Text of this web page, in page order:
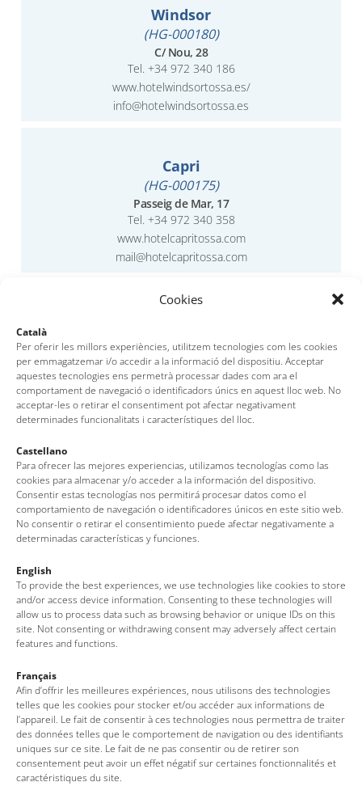
Cookies
Català
Per oferir les millors experiències, utilitzem tecnologies com les cookies
per emmagatzemar i/o accedir a la informació del dispositiu. Acceptar
aquestes tecnologies ens permetrà processar dades com ara el
comportament de navegació o identificadors únics en aquest lloc web. No
acceptar-les o retirar el consentiment pot afectar negativament
determinades funcionalitats i característiques del lloc.
Castellano
Para ofrecer las mejores experiencias, utilizamos tecnologías como las
cookies para almacenar y/o acceder a la información del dispositivo.
Consentir estas tecnologías nos permitirá procesar datos como el
comportamiento de navegación o identificadores únicos en este sitio web.
No consentir o retirar el consentimiento puede afectar negativamente a
determinadas características y funciones.
English
To provide the best experiences, we use technologies like cookies to store
and/or access device information. Consenting to these technologies will
allow us to process data such as browsing behavior or unique IDs on this
site. Not consenting or withdrawing consent may adversely affect certain
features and functions.
Français
Afin d’offrir les meilleures expériences, nous utilisons des technologies
telles que les cookies pour stocker et/ou accéder aux informations de
l’appareil. Le fait de consentir à ces technologies nous permettra de traiter
des données telles que le comportement de navigation ou des identifiants
uniques sur ce site. Le fait de ne pas consentir ou de retirer son
consentement peut avoir un effet négatif sur certaines fonctionnalités et
caractéristiques du site.
Windsor
(HG-000180)
C/ Nou, 28
Tel. +34 972 340 186
www.hotelwindsortossa.es/
info@hotelwindsortossa.es
Capri
(HG-000175)
Passeig de Mar, 17
Tel. +34 972 340 358
www.hotelcapritossa.com
mail@hotelcapritossa.com
Av. Costa Brava, 16
Tel.+34 972 340 282
www.hotelmarblau.com
info@hotelmarblau.com
Tossa de Mar Tourist Office
Av. del Pelegrí, 25 – Edifici La Nau · 17320 – Tossa de Mar
(Girona – Costa Brava)
Tel: + 00 34 972 340 108 · Mail: info@visittossa.com
Legal note·